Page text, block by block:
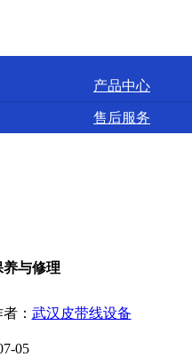
产品中心
售后服务
与修理
： 武汉皮带线设备
05